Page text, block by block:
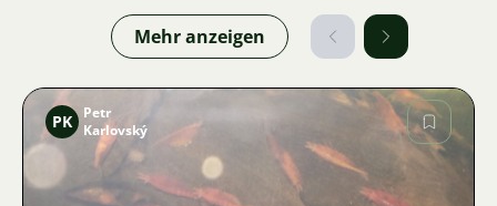
Mehr anzeigen
PK
Petr
Karlovský